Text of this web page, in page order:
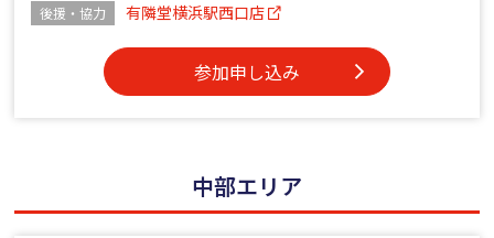
後援・協力 有隣堂横浜駅西口店
参加申し込み
中部エリア